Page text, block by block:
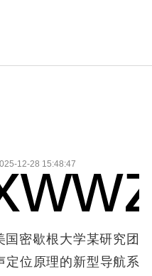
12-28 15:48:47
密歇根大学某研究团
定位原理的新型导航系